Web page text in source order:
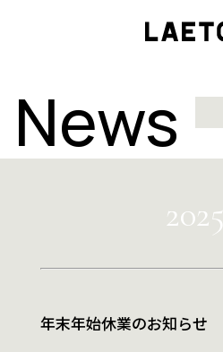
News
2025
年末年始休業のお知らせ